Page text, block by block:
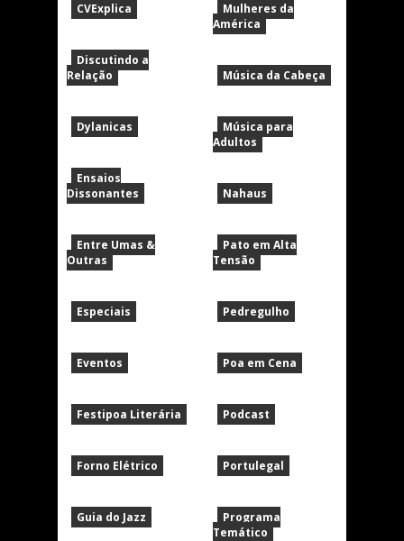
CVExplica
Discutindo a
Relação
Dylanicas
Ensaios
Dissonantes
Entre Umas &
Outras
Especiais
Eventos
Festipoa Literária
Forno Elétrico
Guia do Jazz
Mulheres da
América
Música da Cabeça
Música para
Adultos
Nahaus
Pato em Alta
Tensão
Pedregulho
Poa em Cena
Podcast
Portulegal
Programa
Temático